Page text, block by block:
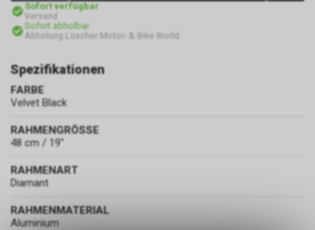
Sofort verfügbar
Versand
Sofort abholbar
Abholung Lüscher Motor- & Bike World
Spezifikationen
FARBE
Velvet Black
RAHMENGRÖSSE
48 cm / 19"
RAHMENART
Diamant
RAHMENMATERIAL
Aluminium